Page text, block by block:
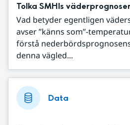
Tolka SMHIs väderprognoser
Vad betyder egentligen
avser ”känns som”-
förstå
denna vägled...
Data